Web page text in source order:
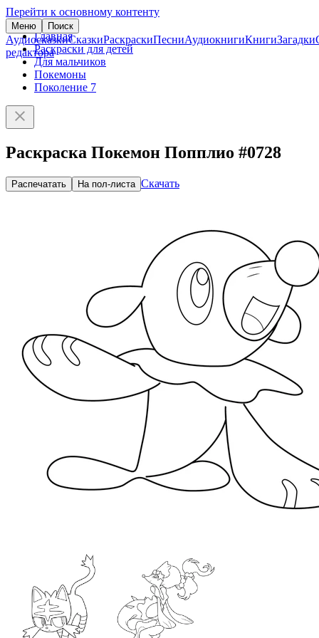
Перейти к основному контенту
Меню Поиск
АудиосказкиСказкиРаскраскиПесниАудиокнигиКнигиЗагадки
редактора
Главная
Раскраски для детей
Для мальчиков
Покемоны
Поколение 7
Раскраска Покемон Попплио #0728
Распечатать На пол-листа Скачать